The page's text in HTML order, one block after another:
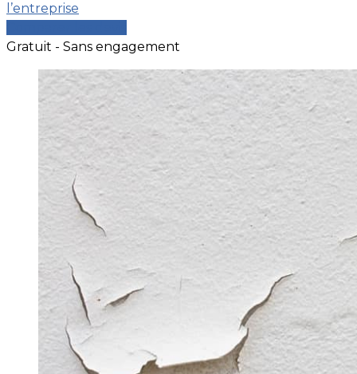
l’entreprise
Gratuit - Sans engagement